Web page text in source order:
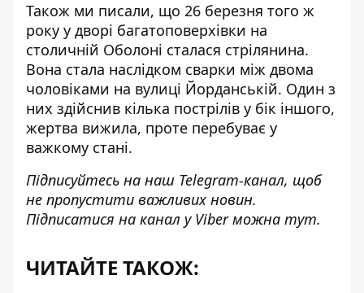
Також ми писали, що 26 березня того ж
року у дворі багатоповерхівки на
столичній Оболоні сталася стрілянина.
Вона стала наслідком сварки між двома
чоловіками на вулиці Йорданській. Один з
них здійснив кілька пострілів у бік іншого,
жертва вижила, проте перебуває у
важкому стані.
Підписуйтесь на наш Telegram-канал, щоб
не пропустити важливих новин.
Підписатися на канал у Viber можна тут.
ЧИТАЙТЕ ТАКОЖ: